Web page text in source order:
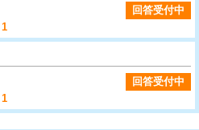
1
回答受付中
1
回答受付中